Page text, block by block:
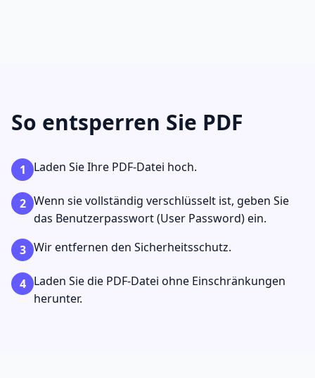
So entsperren Sie PDF
1 Laden Sie Ihre PDF-Datei hoch.
2 Wenn sie vollständig verschlüsselt ist, geben Sie
das Benutzerpasswort (User Password) ein.
3 Wir entfernen den Sicherheitsschutz.
4 Laden Sie die PDF-Datei ohne Einschränkungen
herunter.